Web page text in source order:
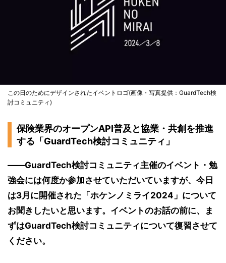
この日のためにデザインされたイベントロゴ(画像・写真提供：GuardTech検
討コミュニティ)
保険業界のオープンAPI普及と協業・共創を推進
する「GuardTech検討コミュニティ」
――GuardTech検討コミュニティ主催のイベント・勉
強会には何度か参加させていただいていますが、今日
は3月に開催された「ホケンノミライ2024」について
お聞きしたいと思います。イベントのお話の前に、ま
ずはGuardTech検討コミュニティについて復習させて
ください。